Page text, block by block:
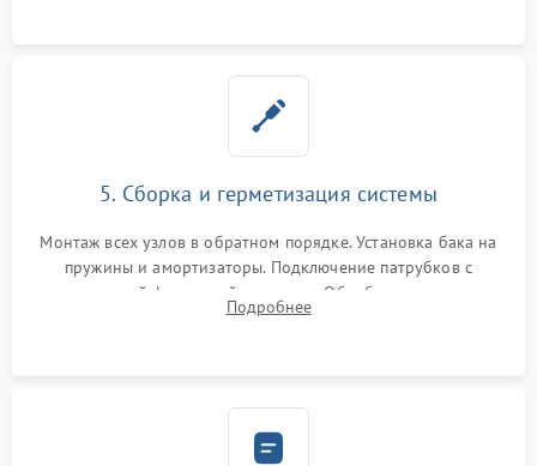
5. Сборка и герметизация системы
Монтаж всех узлов в обратном порядке. Установка бака на
пружины и амортизаторы. Подключение патрубков с
надежной фиксацией хомутами. Обработка стыков
герметиком для предотвращения возможных протечек воды.
Подробнее